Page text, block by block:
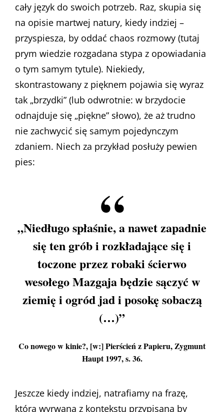
cały język do swoich potrzeb. Raz, skupia się
na opisie martwej natury, kiedy indziej –
przyspiesza, by oddać chaos rozmowy (tutaj
prym wiedzie rozgadana stypa z opowiadania
o tym samym tytule). Niekiedy,
skontrastowany z pięknem pojawia się wyraz
tak „brzydki” (lub odwrotnie: w brzydocie
odnajduje się „piękne” słowo), że aż trudno
nie zachwycić się samym pojedynczym
zdaniem. Niech za przykład posłuży pewien
pies:
„Niedługo spłaśnie, a nawet zapadnie
się ten grób i rozkładające się i
toczone przez robaki ścierwo
wesołego Mazgaja będzie sączyć w
ziemię i ogród jad i posokę sobaczą
(…)”
Co nowego w kinie?, [w:] Pierścień z Papieru, Zygmunt
Haupt 1997, s. 36.
Jeszcze kiedy indziej, natrafiamy na frazę,
która wyrwana z kontekstu przypisana by